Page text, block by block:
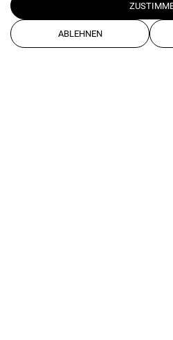
Werde Sponsor oder
AGBABLEHNEN